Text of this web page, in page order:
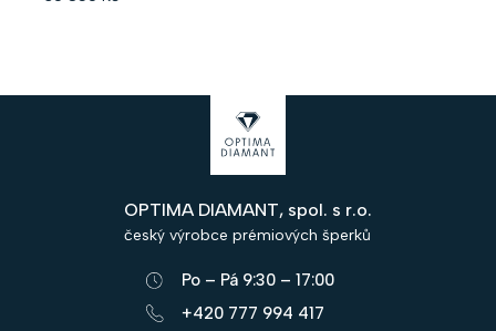
OPTIMA DIAMANT, spol. s r.o.
český výrobce prémiových šperků
Po – Pá 9:30 – 17:00
+420 777 994 417